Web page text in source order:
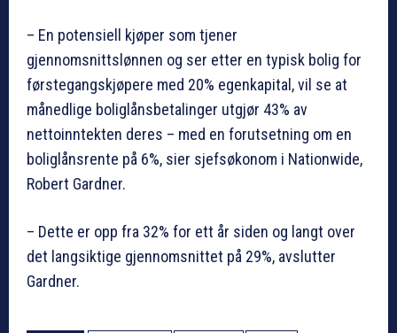
– En potensiell kjøper som tjener
gjennomsnittslønnen og ser etter en typisk bolig for
førstegangskjøpere med 20% egenkapital, vil se at
månedlige boliglånsbetalinger utgjør 43% av
nettoinntekten deres – med en forutsetning om en
boliglånsrente på 6%, sier sjefsøkonom i Nationwide,
Robert Gardner.
– Dette er opp fra 32% for ett år siden og langt over
det langsiktige gjennomsnittet på 29%, avslutter
Gardner.